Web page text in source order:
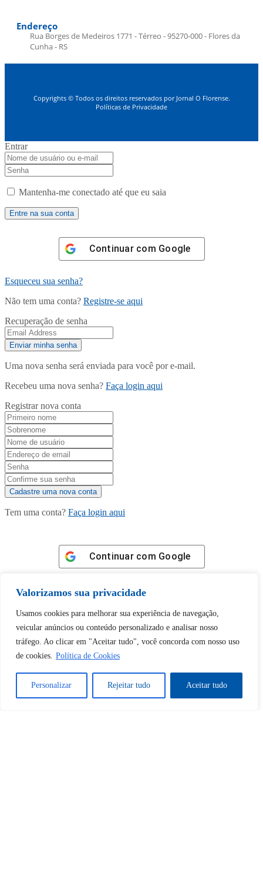
Valorizamos sua privacidade
Usamos cookies para melhorar sua experiência de navegação,
veicular anúncios ou conteúdo personalizado e analisar nosso
tráfego. Ao clicar em "Aceitar tudo", você concorda com nosso uso
de cookies. Política de Cookies
Personalizar Rejeitar tudo Aceitar tudo
Endereço
Rua Borges de Medeiros 1771 - Térreo - 95270-000 - Flores da
Cunha - RS
Copyrights © Todos os direitos reservados por Jornal O Florense.
Políticas de Privacidade
Entrar
Mantenha-me conectado até que eu saia
Continuar com Google
Esqueceu sua senha?
Não tem uma conta? Registre-se aqui
Recuperação de senha
Uma nova senha será enviada para você por e-mail.
Recebeu uma nova senha? Faça login aqui
Registrar nova conta
Tem uma conta? Faça login aqui
Continuar com Google
Tem certeza de que deseja
desbloquear esta publicação?
Desbloquear esquerda : 0